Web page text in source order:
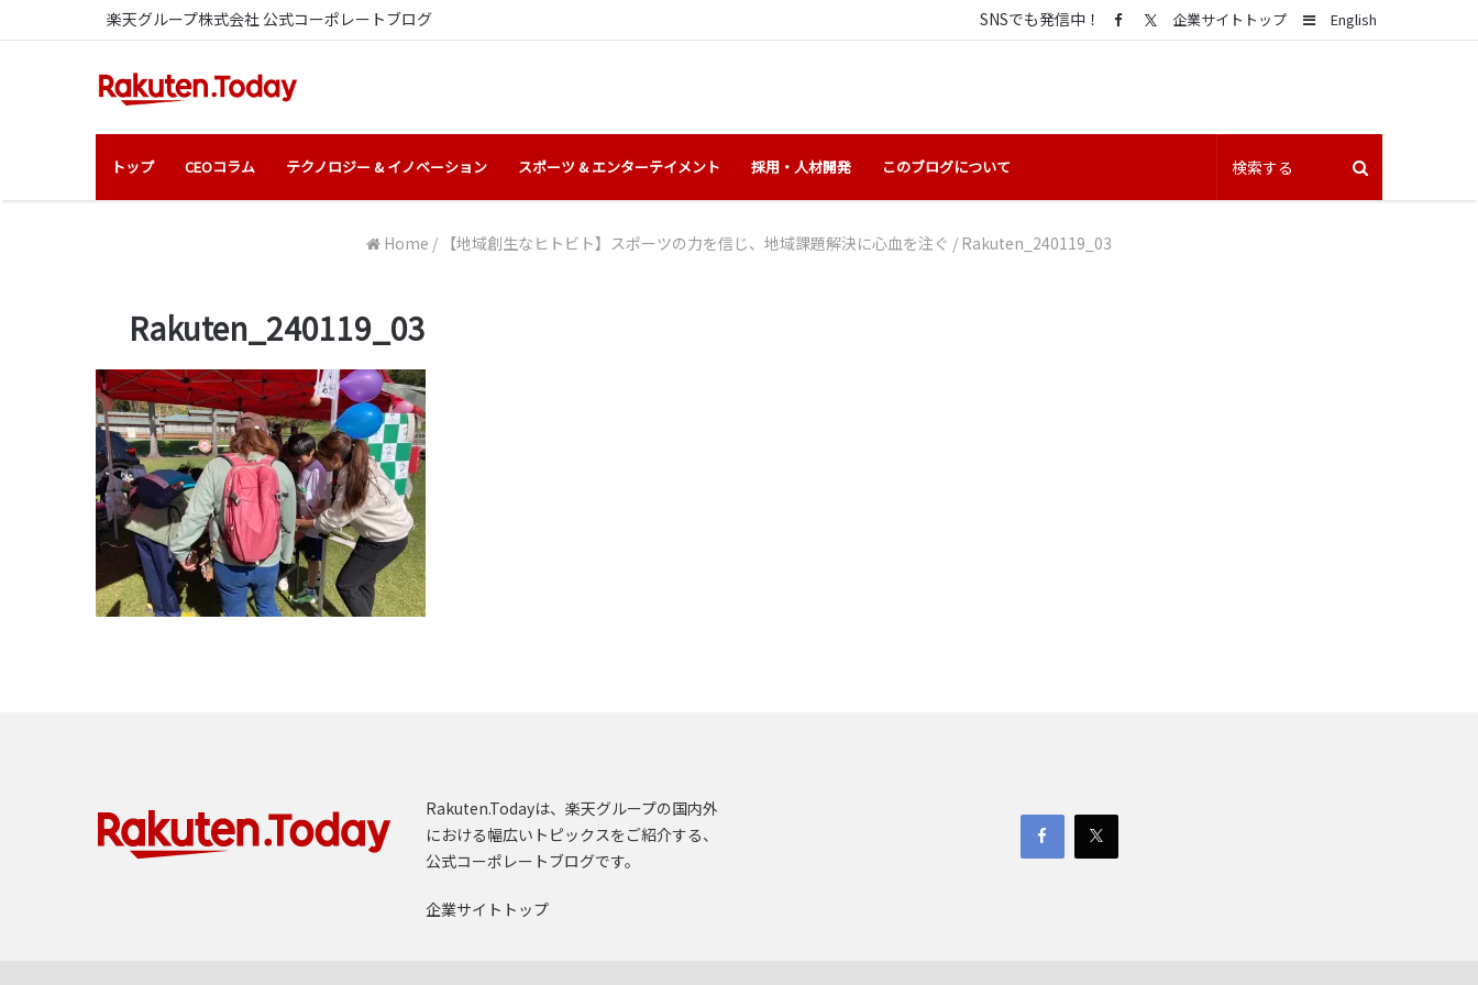
楽天グループ株式会社 公式コーポレートブログ English
Sidebar
企業サイトトップ
SNSでも発信中！
トップ CEOコラム テクノロジー & イノベーション スポーツ & エンターテイメント 採用・人材開発 このブログについて
Home / 【地域創生なヒトビト】スポーツの力を信じ、地域課題解決に心血を注ぐ / Rakuten_240119_03
Rakuten_240119_03
Rakuten.Todayは、楽天グループの国内外
における幅広いトピックスをご紹介する、
公式コーポレートブログです。
企業サイトトップ